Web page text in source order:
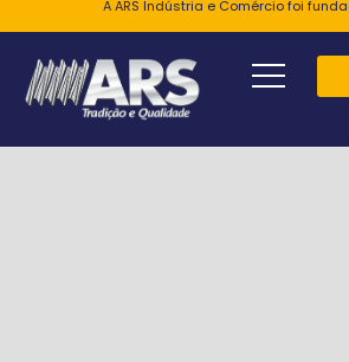
A ARS Indústria e Comércio foi